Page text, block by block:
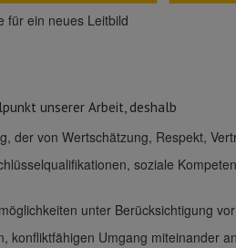
für ein neues Leitbild
unserer Arbeit, deshalb
der von Wertschätzung, Respekt,
soziale
unter Berücksichtigung
konfliktfähigen Umgang miteinander